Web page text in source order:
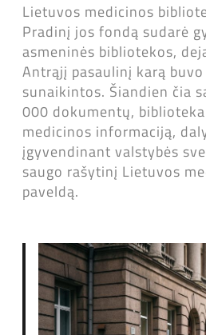
Lietuvos medicinos
Pradinį jos fondą sudarė
asmeninės bibliotekos,
Antrąjį pasaulinį karą
sunaikintos. Šiandien čia
000 dokumentų,
medicinos informaciją,
įgyvendinant valstybės
saugo rašytinį Lietuvos
paveldą.